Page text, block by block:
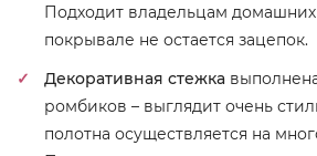
Подходит владельцам
покрывале не остается зацепок.
Декоративная стежка
ромбиков – выглядит очень
полотна осуществляется на